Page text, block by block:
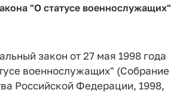
"О статусе военнослужащих"
закон от 27 мая 1998 года
военнослужащих" (Собрание
Российской Федерации, 1998,